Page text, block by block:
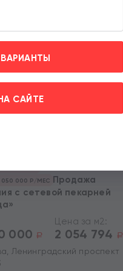
000 Р/МЕС Продажа
с сетевой пекарней
000 a
Цена за м2:
2 054 794 a
Ленинградский проспект
САЙТЕ
вы даете согласие на
на условиях и целях